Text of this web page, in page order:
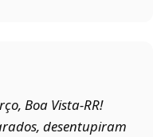
Boa Vista‑RR!
desentupiram